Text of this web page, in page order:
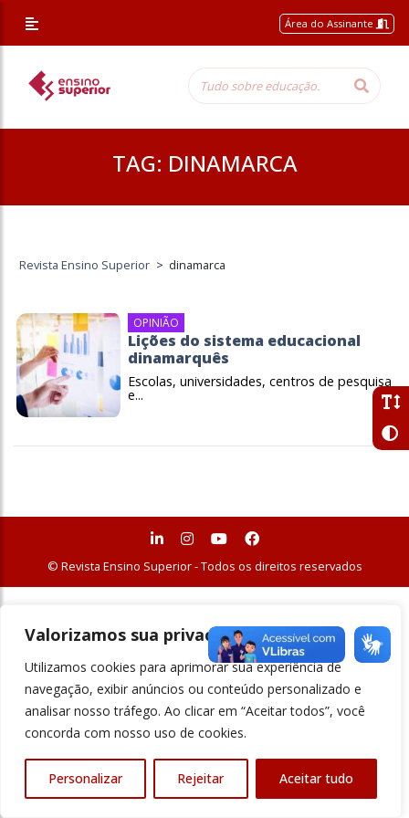
Valorizamos sua privacidade
Utilizamos cookies para aprimorar sua experiência de
navegação, exibir anúncios ou conteúdo personalizado e
analisar nosso tráfego. Ao clicar em “Aceitar todos”, você
concorda com nosso uso de cookies.
Personalizar Rejeitar Aceitar tudo
Área do Assinante
TAG: DINAMARCA
Revista Ensino Superior > dinamarca
OPINIÃO
Lições do sistema educacional
dinamarquês
Escolas, universidades, centros de pesquisa
e...
© Revista Ensino Superior - Todos os direitos reservados